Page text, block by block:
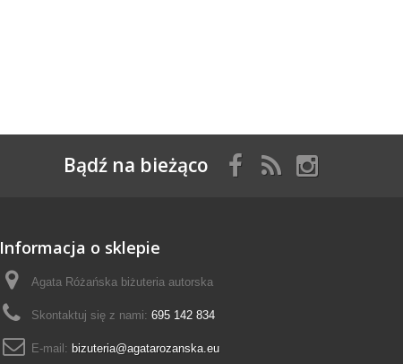
Bądź na bieżąco
Informacja o sklepie
Agata Różańska biżuteria autorska
Skontaktuj się z nami: 695 142 834
E-mail: bizuteria@agatarozanska.eu